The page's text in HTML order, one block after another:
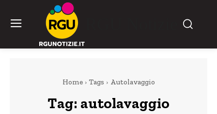
Home Tags Autolavaggio
Tag: autolavaggio